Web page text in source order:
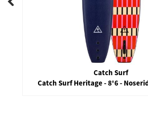
Catch Surf
Catch Surf Heritage - 8'6 -